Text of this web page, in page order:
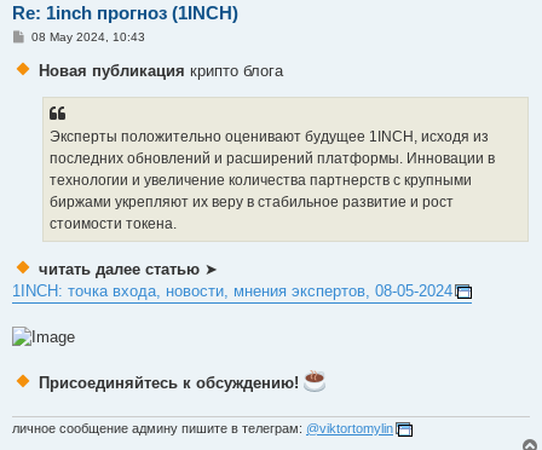
Re: 1inch прогноз (1INCH)
P
s
08 May 2024, 10:43
Новая публикация крипто блога
Эксперты положительно оценивают будущее 1INCH, исходя из
последних обновлений и расширений платформы. Инновации в
технологии и увеличение количества партнерств с крупными
биржами укрепляют их веру в стабильное развитие и рост
стоимости токена.
читать далее статью ➤
1INCH: точка входа, новости, мнения экспертов, 08-05-2024
Присоединяйтесь к обсуждению!
личное сообщение админу пишите в телеграм: @viktortomylin